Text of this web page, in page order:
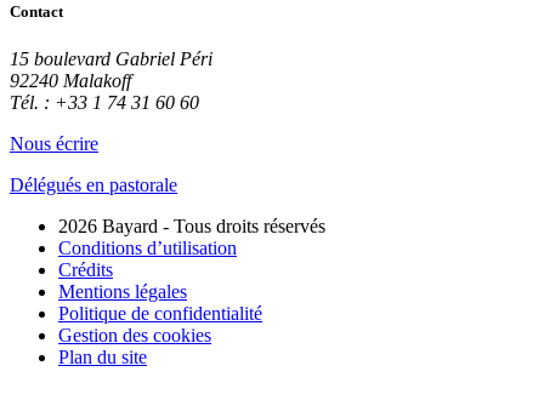
Contact
15 boulevard Gabriel Péri
92240 Malakoff
Tél. : +33 1 74 31 60 60
Nous écrire
Délégués en pastorale
2026 Bayard - Tous droits réservés
Conditions d’utilisation
Crédits
Mentions légales
Politique de confidentialité
Gestion des cookies
Plan du site